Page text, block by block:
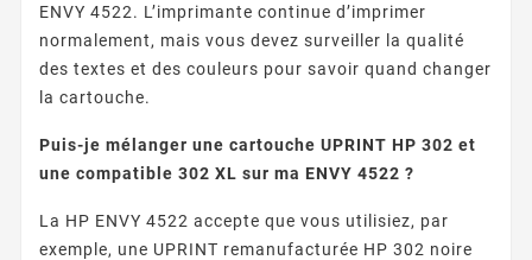
ENVY 4522. L’imprimante continue d’imprimer
normalement, mais vous devez surveiller la qualité
des textes et des couleurs pour savoir quand changer
la cartouche.
Puis-je mélanger une cartouche UPRINT HP 302 et
une compatible 302 XL sur ma ENVY 4522 ?
La HP ENVY 4522 accepte que vous utilisiez, par
exemple, une UPRINT remanufacturée HP 302 noire